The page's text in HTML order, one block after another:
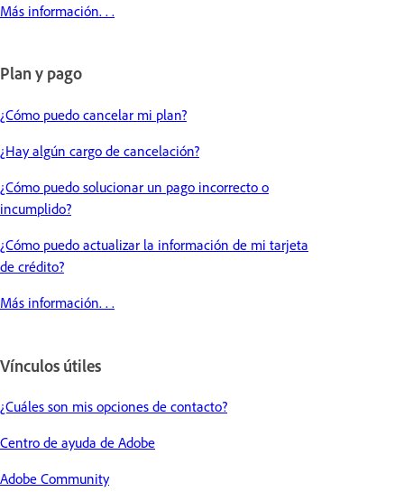
Más información. . .
Plan y pago
¿Cómo puedo cancelar mi plan?
¿Hay algún cargo de cancelación?
¿Cómo puedo solucionar un pago incorrecto o
incumplido?
¿Cómo puedo actualizar la información de mi tarjeta
de crédito?
Más información. . .
Vínculos útiles
¿Cuáles son mis opciones de contacto?
Centro de ayuda de Adobe
Adobe Community